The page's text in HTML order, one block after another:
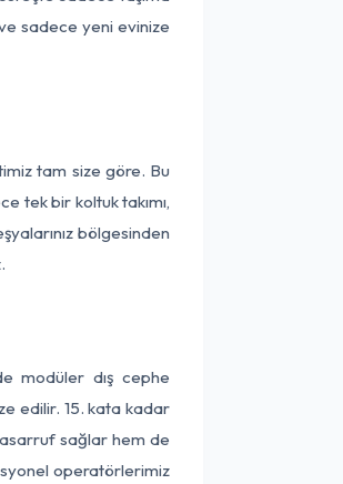
ve sadece yeni evinize
tam size göre. Bu
tek bir koltuk takımı,
bölgesinden
modüler dış cephe
edilir. 15. kata kadar
sağlar hem de
operatörlerimiz